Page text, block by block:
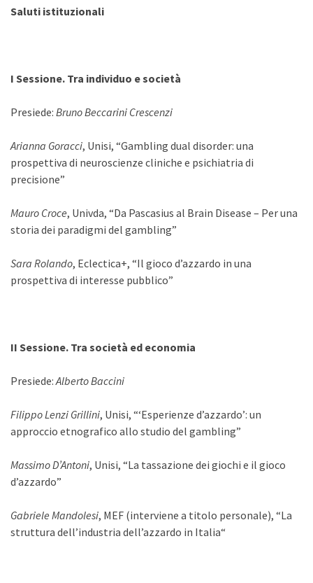
Saluti istituzionali
I Sessione. Tra individuo e società
Presiede: Bruno Beccarini Crescenzi
Arianna Goracci, Unisi, “Gambling dual disorder: una
prospettiva di neuroscienze cliniche e psichiatria di
precisione”
Mauro Croce, Univda, “Da Pascasius al Brain Disease – Per una
storia dei paradigmi del gambling”
Sara Rolando, Eclectica+, “Il gioco d’azzardo in una
prospettiva di interesse pubblico”
II Sessione. Tra società ed economia
Presiede:Alberto Baccini
Filippo Lenzi Grillini, Unisi, “‘Esperienze d’azzardo’: un
approccio etnografico allo studio del gambling”
Massimo D’Antoni, Unisi, “La tassazione dei giochi e il gioco
d’azzardo”
Gabriele Mandolesi, MEF (interviene a titolo personale), “La
struttura dell’industria dell’azzardo in Italia“